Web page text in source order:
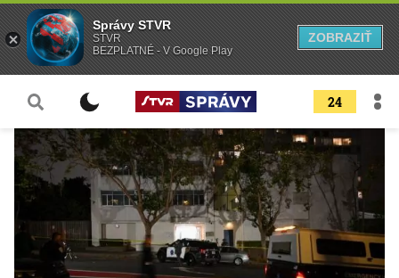
24
Správy STVR
STVR
BEZPLATNÉ - V Google Play
ZOBRAZIŤ